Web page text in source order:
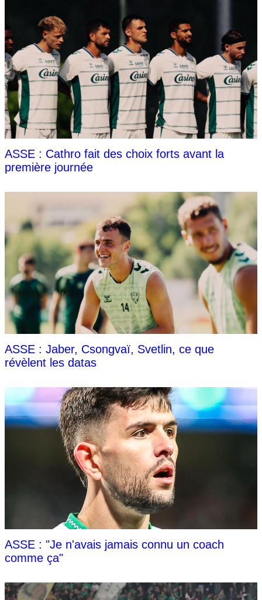
ASSE : Cathro fait des choix forts avant la
première journée
ASSE : Jaber, Csongvaï, Svetlin, ce que
révèlent les datas
ASSE : "Je n'avais jamais connu un coach
comme ça"